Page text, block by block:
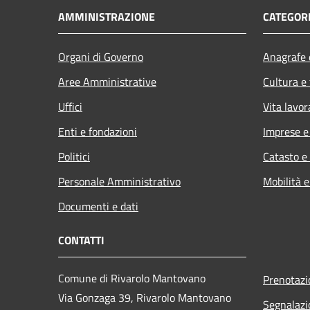
AMMINISTRAZIONE
Organi di Governo
Aree Amministrative
Uffici
Enti e fondazioni
Politici
Personale Amministrativo
Documenti e dati
Cultura
Vita
Imprese
Catasto
Mobilità
CONTATTI
Comune di Rivarolo Mantovano
Via Gonzaga 39, Rivarolo Mantovano